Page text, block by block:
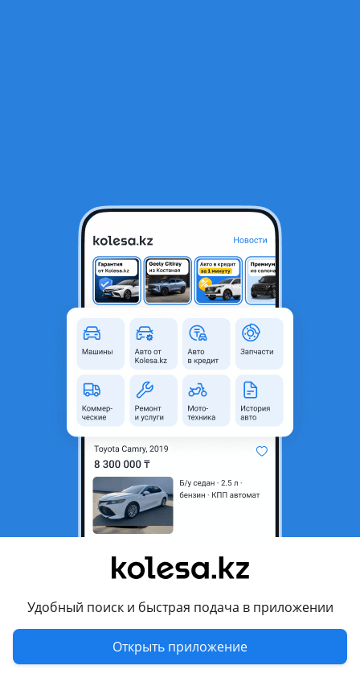
Удобный поиск и быстрая подача в приложении
Открыть приложение
Changan X5 Plus 2026 года
Алматы, Алматинская
область
2024 - н.в. 1 поколение
Кроссовер
Объем двигателя, л
Коробка передач
Передний привод
Полный комплектация 360 камера
Рестайлинг